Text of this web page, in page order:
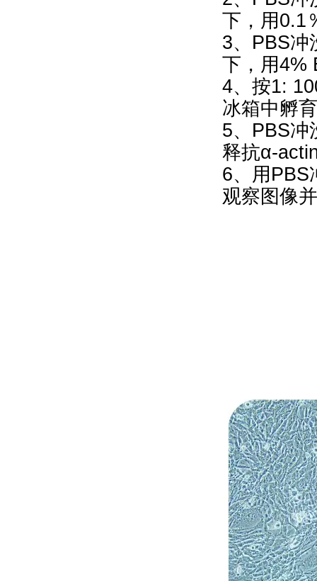
下，用0.1
3、PBS冲
下，用4%
4、按1:
冰箱中孵
5、PBS冲
释抗α-
6、用PBS
观察图像